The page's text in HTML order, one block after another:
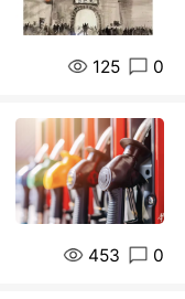
125 0
453 0